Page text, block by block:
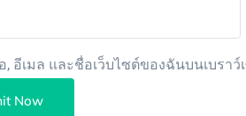
อีเมล และชื่อเว็บไซต์ของฉันบนเบรา